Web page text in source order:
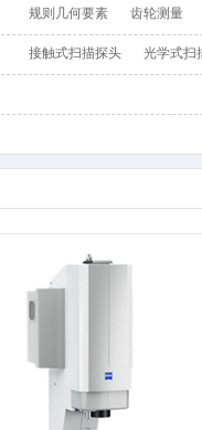
规则几何要素 齿轮测量
接触式扫描探头 光学式扫